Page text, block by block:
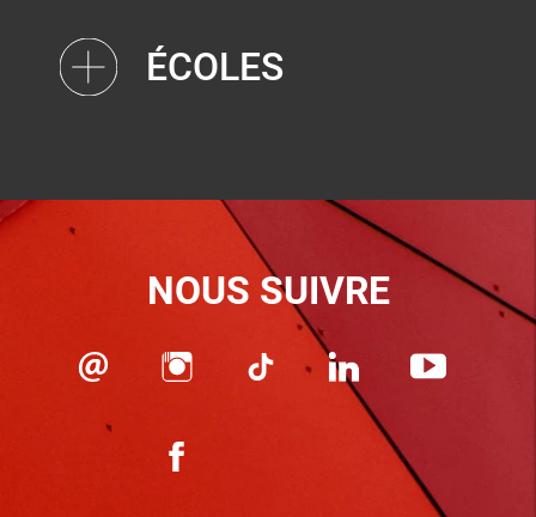
ÉCOLES
NOUS SUIVRE